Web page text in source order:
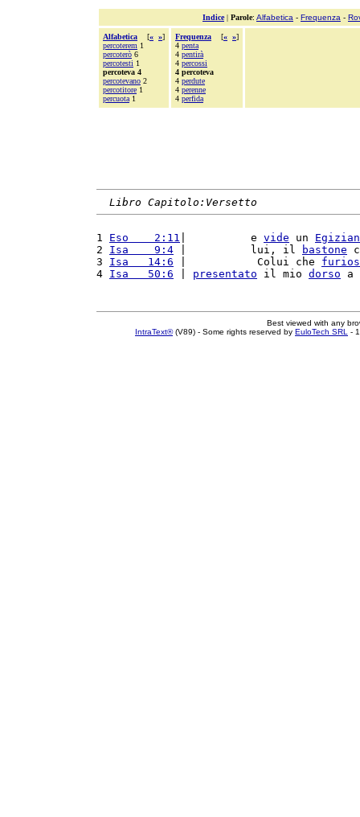
Indice| Parole: Alfabetica - Frequenza -
Alfabetica [« »]
percoterem 1
percoterò 6
percotesti 1
percoteva 4
percotevano 2
percotitore 1
percuota 1
Frequenza [« »]
4 penta
4 pentirà
4 percossi
4 percoteva
4 perdute
4 perenne
4 perfida
Libro Capitolo:Versetto
1 Eso    2:11 |          e vide un
2 Isa    9:4 |          lui, il bastone
3 Isa   14:6 |           Colui che
4 Isa   50:6 presentato il mio dorso a
Best viewed with any
IntraText®(V89) - Some rights reserved by EuloTech SRL -